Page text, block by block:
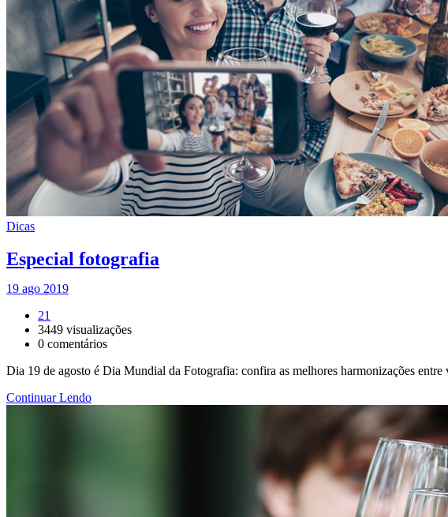
Dicas
Especial fotografia
19 ago 2019
21
3449 visualizações
0 comentários
Dia 19 de agosto é Dia Mundial da Fotografia: confira as melhores harmonizações entre
Continuar Lendo